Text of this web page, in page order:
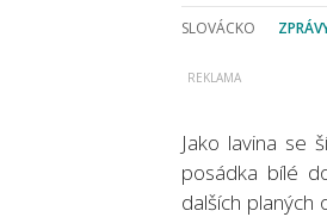
SLOVÁCKO
Jako lavina se
posádka bílé
dalších planých